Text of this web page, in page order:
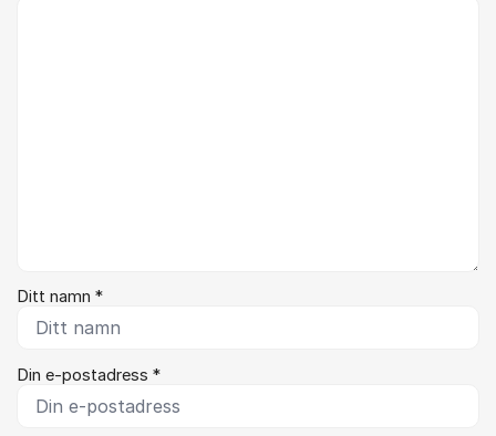
Ditt namn *
Din e-postadress *